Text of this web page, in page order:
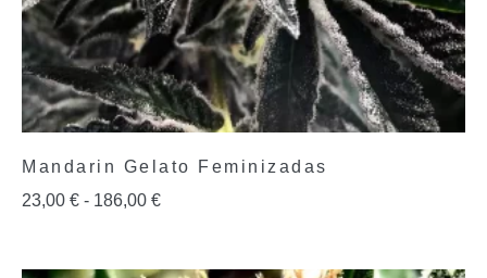
Mandarin Gelato Feminizadas
23,00 € - 186,00 €